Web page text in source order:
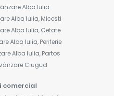
Alba Iulia
Alba Iulia, Micesti
Alba Iulia, Cetate
Alba Iulia, Periferie
Alba Iulia, Partos
Ciugud
comercial